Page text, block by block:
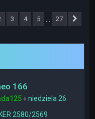
z 273 4 5 27
166
«niedziela 26
2580/2569